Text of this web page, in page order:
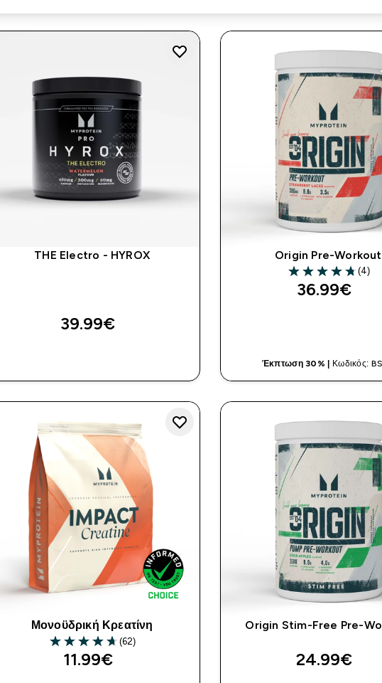
THE Electro - HYROX
39.99€‎
Origin Pre-Workout
4.75 out of 5 stars
(4)
36.99€‎
Έκπτωση 30% | Κωδικός:
Μονοϋδρική Κρεατίνη
4.71 out of 5 stars
(62)
11.99€‎
Origin Stim-Free Pre-
24.99€‎